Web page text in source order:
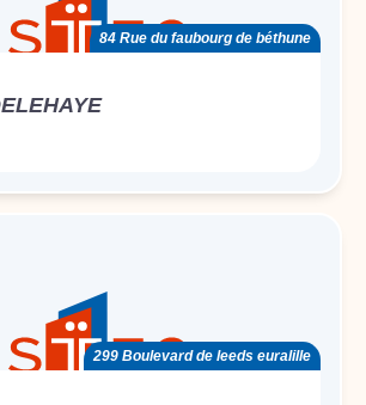
84 Rue du faubourg de béthune
299 Boulevard de leeds euralille